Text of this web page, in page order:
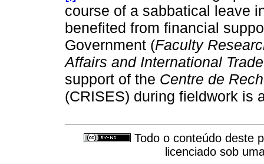
course of a sabbatical leave
benefited from financial
Government (Faculty
Affairs and International
support of the Centre de
(CRISES) during fieldwork is
Todo o conteúdo deste
licenciado sob